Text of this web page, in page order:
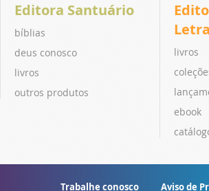
Editora Santuário
bíblias
deus conosco
livros
outros produtos
livros
ebook
Trabalhe conosco Aviso de